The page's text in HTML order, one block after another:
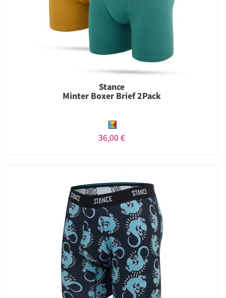
Stance
Minter Boxer Brief 2Pack
36,00 €